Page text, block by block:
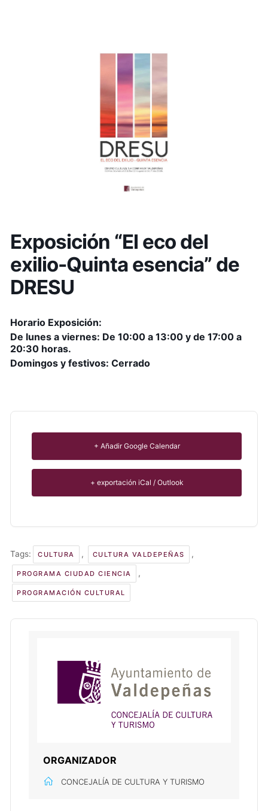
Exposición “El eco del
exilio-Quinta esencia” de
DRESU
Horario Exposición:
De lunes a viernes: De 10:00 a 13:00 y de 17:00 a
20:30 horas.
Domingos y festivos: Cerrado
+ Añadir Google Calendar
+ exportación iCal / Outlook
Tags: CULTURA , CULTURA VALDEPEÑAS ,
PROGRAMA CIUDAD CIENCIA ,
PROGRAMACIÓN CULTURAL
ORGANIZADOR
CONCEJALÍA DE CULTURA Y TURISMO